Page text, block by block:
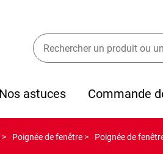
Nos astuces Commande
Poignée de fenêtre > Poignée de